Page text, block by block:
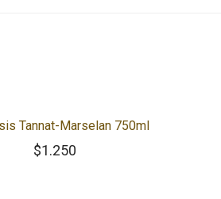
Tannat-Marselan 750ml
$1.250